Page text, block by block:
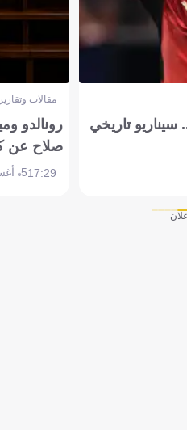
تاريخي
مقالات
رونالدو
صلاح عن
17:295 أغسطس 2026